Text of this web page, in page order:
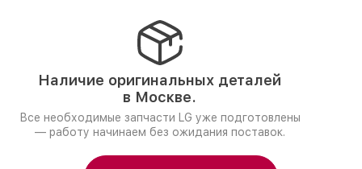
Наличие оригинальных деталей
в Москве.
Все необходимые запчасти LG уже подготовлены
— работу начинаем без ожидания поставок.